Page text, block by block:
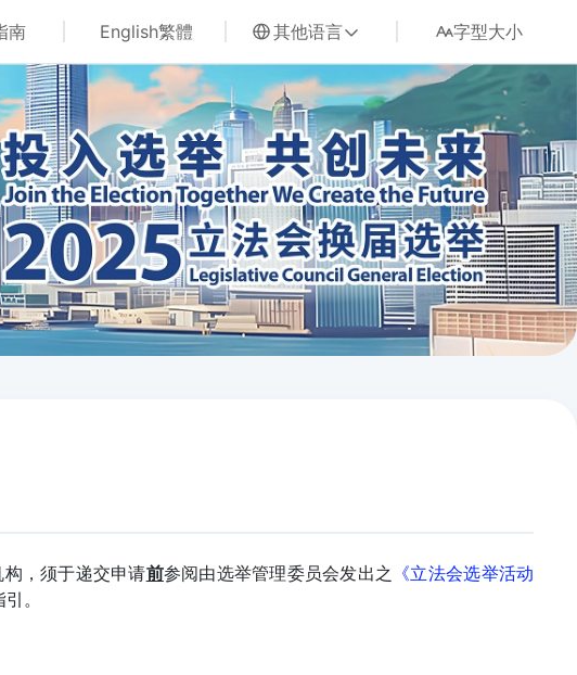
南 English繁體 其他语言 字型大小
，须于递交申请前参阅由选举管理委员会发出之 《立法会选举活动
。